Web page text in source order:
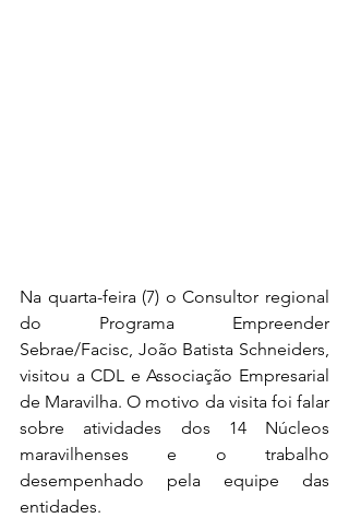
Na quarta-feira (7) o Consultor regional
do Programa Empreender
Sebrae/Facisc, João Batista Schneiders,
visitou a CDL e Associação Empresarial
de Maravilha. O motivo da visita foi falar
sobre atividades dos 14 Núcleos
maravilhenses e o trabalho
desempenhado pela equipe das
entidades.